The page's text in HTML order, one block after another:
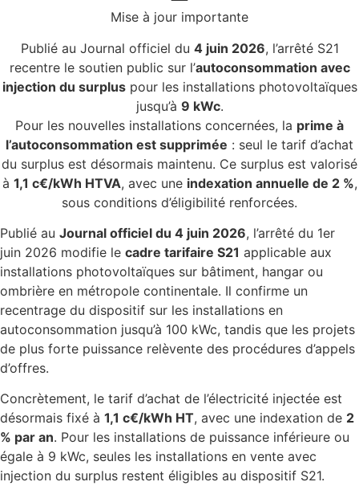
Mise à jour importante
Publié au Journal officiel du 4 juin 2026, l’arrêté S21
recentre le soutien public sur l’autoconsommation avec
injection du surpluspour les installations photovoltaïques
jusqu’à 9 kWc.
Pour les nouvelles installations concernées, la prime à
l’autoconsommation est supprimée : seul le tarif d’achat
du surplus est désormais maintenu. Ce surplus est valorisé
à 1,1 c€/kWh HTVA, avec une indexation annuelle de 2 %,
sous conditions d’éligibilité renforcées.
Publié au Journal officiel du 4 juin 2026, l’arrêté du 1er
juin 2026 modifie le cadre tarifaire S21 applicable aux
installations photovoltaïques sur bâtiment, hangar ou
ombrière en métropole continentale. Il confirme un
recentrage du dispositif sur les installations en
autoconsommation jusqu’à 100 kWc, tandis que les projets
de plus forte puissance relèvente des procédures d’appels
d’offres.
Concrètement, le tarif d’achat de l’électricité injectée est
désormais fixé à 1,1 c€/kWh HT, avec une indexation de 2
% par an. Pour les installations de puissance inférieure ou
égale à 9 kWc, seules les installations en vente avec
injection du surplus restent éligibles au dispositif S21.